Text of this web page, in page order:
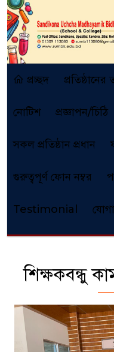
প্রচ্ছদ প্রতিষ্ঠানের
নোটিশ প্রজ্ঞাপন/চিঠি
সকল প্রতিষ্ঠান প্রধান
গুরুত্বপূর্ণ ফোন নম্বর
Testimonial
শিক্ষকবন্ধু